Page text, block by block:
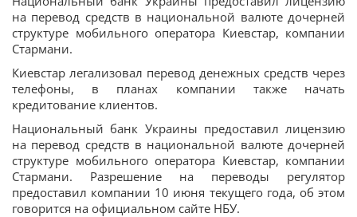
на перевод средств в национальной валюте дочерней
структуре мобильного оператора Киевстар, компании
Стармани.
Киевстар легализовал перевод денежных средств через
телефоны, в планах компании также начать
кредитование клиентов.
Национальный банк Украины предоставил лицензию
на перевод средств в национальной валюте дочерней
структуре мобильного оператора Киевстар, компании
Стармани. Разрешение на переводы регулятор
предоставил компании 10 июня текущего года, об этом
говорится на официальном сайте НБУ.